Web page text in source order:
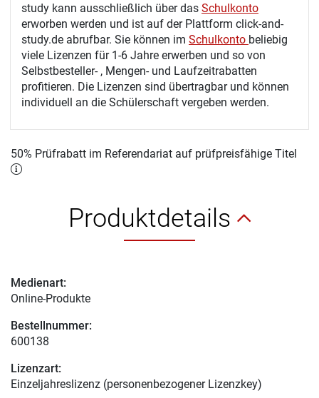
study kann ausschließlich über das Schulkonto
erworben werden und ist auf der Plattform click-and-
study.de abrufbar. Sie können im Schulkonto beliebig
viele Lizenzen für 1-6 Jahre erwerben und so von
Selbstbesteller- , Mengen- und Laufzeitrabatten
profitieren. Die Lizenzen sind übertragbar und können
individuell an die Schülerschaft vergeben werden.
50% Prüfrabatt im Referendariat auf prüfpreisfähige Titel
Produktdetails
Medienart:
Online-Produkte
Bestellnummer:
600138
Lizenzart:
Einzeljahreslizenz (personenbezogener Lizenzkey)